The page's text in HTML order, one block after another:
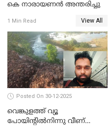
കെ നാരായണന്‍ അന്തരിച്ചു
1 Min Read View All
Posted On 30-12-2025
വെങ്കുളത്ത് വ്യൂ
പോയിന്റിൽനിന്നു വീണ്